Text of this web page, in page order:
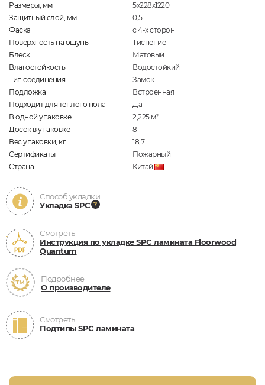
Размеры, мм
5х228х1220
Защитный слой, мм
0,5
Фаска
с 4-х сторон
Поверхность на ощупь
Тиснение
Блеск
Матовый
Влагостойкость
Водостойкий
Тип соединения
Замок
Подложка
Встроенная
Подходит для теплого пола
Да
В одной упаковке
2,225 м2
Досок в упаковке
8
Вес упаковки, кг
18,7
Сертификаты
Пожарный
Страна
Китай
Способ укладки
Укладка SPC
Смотреть
Инструкция по укладке SPC ламината Floorwood
Quantum
Подробнее
О производителе
Смотреть
Подтипы SPC ламината